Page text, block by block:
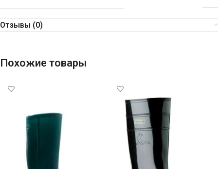
Отзывы (0)
Похожие товары